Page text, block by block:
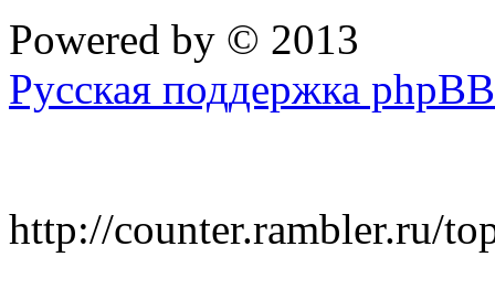
Powered by © 2013
Русская поддержка phpBB
http://counter.rambler.ru/